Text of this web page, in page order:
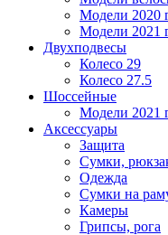
Модели 2020
Модели 2021
Двухподвесы
Колесо 29
Колесо 27.5
Шоссейные
Модели 2021
Аксессуары
Защита
Сумки,
Одежда
Сумки на
Камеры
Грипсы, рога